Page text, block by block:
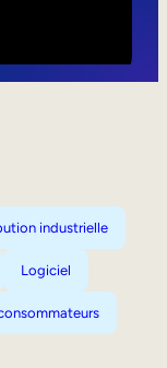
industrielle
Logiciel